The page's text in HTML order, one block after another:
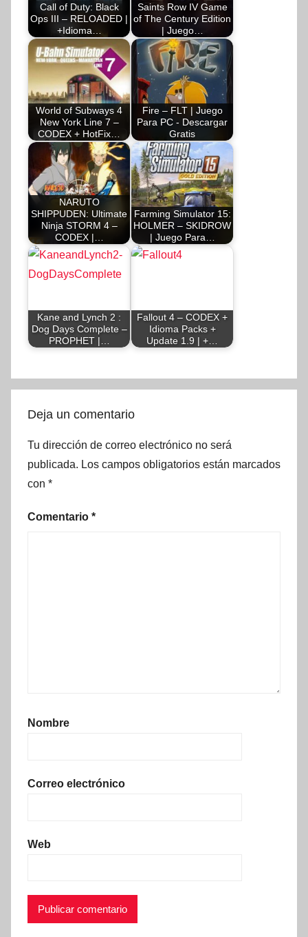
Call of Duty: Black
Ops III – RELOADED |
+Idioma…
Saints Row IV Game
of The Century Edition
| Juego…
World of Subways 4
New York Line 7 –
CODEX + HotFix…
Fire – FLT | Juego
Para PC - Descargar
Gratis
NARUTO
SHIPPUDEN: Ultimate
Ninja STORM 4 –
CODEX |…
Farming Simulator 15:
HOLMER – SKIDROW
| Juego Para…
Kane and Lynch 2 :
Dog Days Complete –
PROPHET |…
Fallout 4 – CODEX +
Idioma Packs +
Update 1.9 | +…
Deja un comentario
Tu dirección de correo electrónico no será
publicada. Los campos obligatorios están marcados
con *
Comentario *
Nombre
Correo electrónico
Web